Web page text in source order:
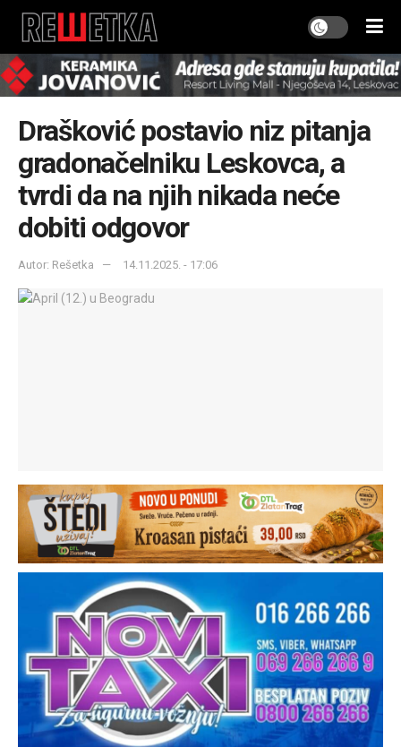
Drašković postavio niz pitanja
gradonačelniku Leskovca, a
tvrdi da na njih nikada neće
dobiti odgovor
Autor: Rešetka 14.11.2025. - 17:06